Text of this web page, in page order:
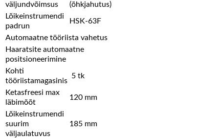
väljundvõimsus
(õhkjahutus)
Lõikeinstrumendi
padrun
HSK-63F
Automaatne tööriista vahetus
Haaratsite automaatne
positsioneerimine
Kohti
tööriistamagasinis
5 tk
Ketasfreesi max
läbimõõt
120 mm
Lõikeinstrumendi
suurim
väljaulatuvus
185 mm